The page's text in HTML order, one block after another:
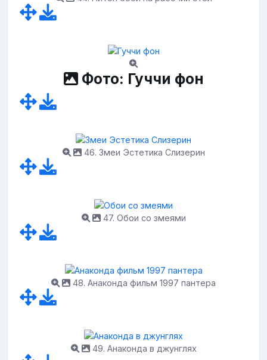
Фото: Гуччи фон
46. Змеи Эстетика Слизерин
47. Обои со змеями
48. Анаконда фильм 1997 пантера
49. Анаконда в джунглях